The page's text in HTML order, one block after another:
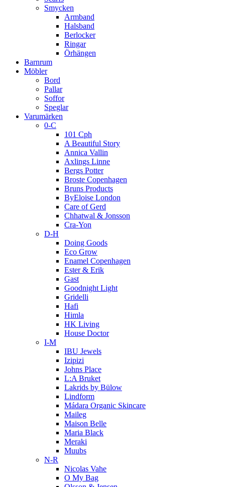
Smycken
Armband
Halsband
Berlocker
Ringar
Örhängen
Barnrum
Möbler
Bord
Pallar
Soffor
Speglar
Varumärken
0-C
101 Cph
A Beautiful Story
Annica Vallin
Axlings Linne
Bergs Potter
Broste Copenhagen
Bruns Products
ByEloise London
Care of Gerd
Chhatwal & Jonsson
Cra-Yon
D-H
Doing Goods
Eco Grow
Enamel Copenhagen
Ester & Erik
Gast
Goodnight Light
Gridelli
Hafi
Himla
HK Living
House Doctor
I-M
IBU Jewels
Izipizi
Johns Place
L:A Bruket
Lakrids by Bülow
Lindform
Mádara Organic Skincare
Maileg
Maison Belle
Maria Black
Meraki
Muubs
N-R
Nicolas Vahe
O My Bag